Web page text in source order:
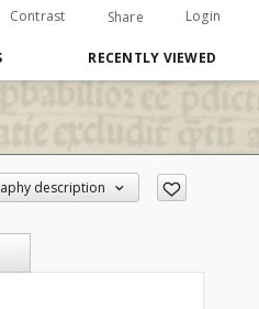
Contrast Share Login
RECENTLY VIEWED
description